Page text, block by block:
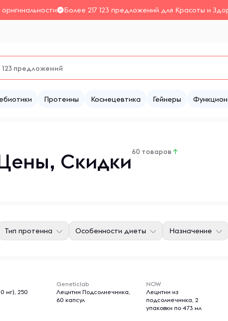
Более 217 123 предложений для Красоты и
Протеины Космецевтика Гейнеры
Скидки60 товаров ↑
Тип протеина Особенности диеты Назначение
мг), 250
Geneticlab
Лецитин Подсолнечника,
60 капсул
NOW
Лецитин из
подсолнечника, 2
упаковки по 473 мл